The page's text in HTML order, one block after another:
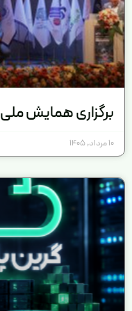
برگزاری همایش ملی AI با مشارکت گرین‌وب
10 مرداد, 1405